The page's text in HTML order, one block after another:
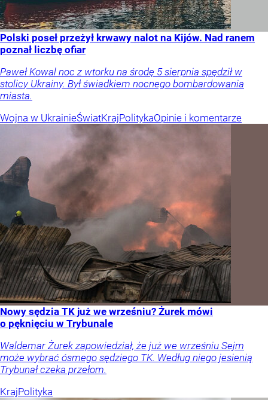
Polski poseł przeżył krwawy nalot na Kijów. Nad ranem
poznał liczbę ofiar
Paweł Kowal noc z wtorku na środę 5 sierpnia spędził w
stolicy Ukrainy. Był świadkiem nocnego bombardowania
miasta.
Wojna w UkrainieŚwiatKrajPolitykaOpinie i komentarze
Nowy sędzia TK już we wrześniu? Żurek mówi
o pęknięciu w Trybunale
Waldemar Żurek zapowiedział, że już we wrześniu Sejm
może wybrać ósmego sędziego TK. Według niego jesienią
Trybunał czeka przełom.
KrajPolityka